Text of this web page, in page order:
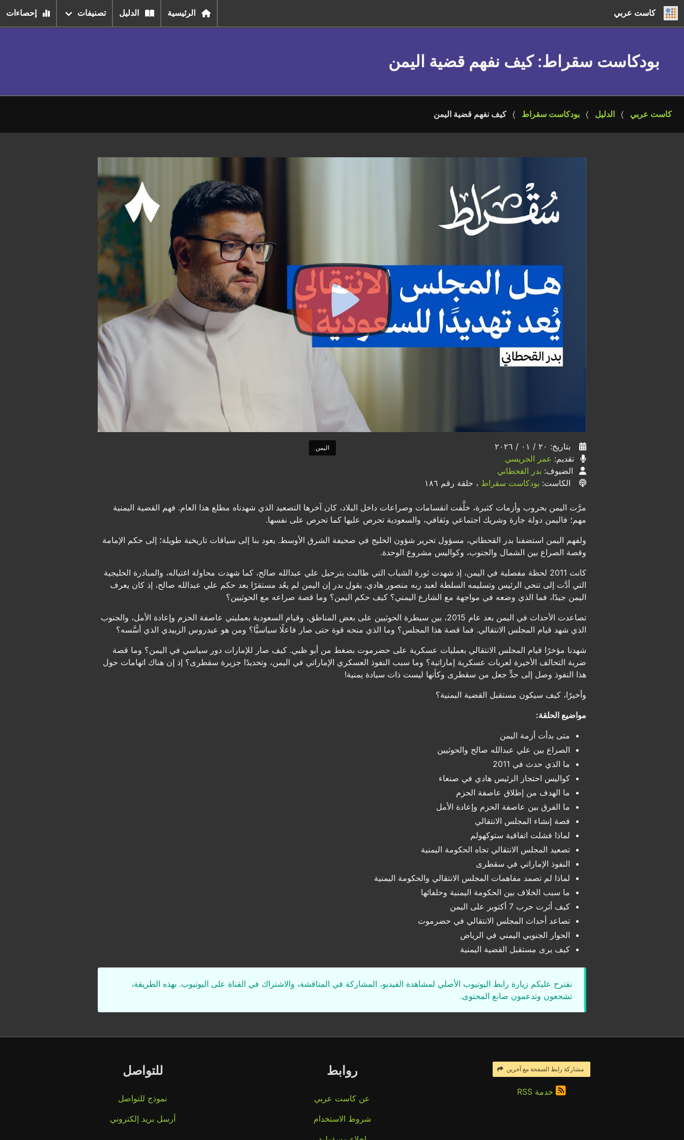
كاست عربي الرئيسية الدليل تصنيفات إحصاءات
بودكاست سقراط: كيف نفهم قضية اليمن
كاست عربي الدليل بودكاست سقراط كيف نفهم قضية اليمن
بتاريخ: ٢٠ / ٠١ / ٢٠٢٦
تقديم: عمر الجريسي
الضيوف: بدر القحطاني
الكاست: بودكاست سقراط ، حلقة رقم ١٨٦
اليمن
مرَّت اليمن بحروب وأزمات كثيرة، خلَّفت انقسامات وصراعات داخل البلاد، كان آخرها التصعيد الذي شهدناه مطلع هذا العام. فهم القضية اليمنية
مهم؛ فاليمن دولة جارة وشريك اجتماعي وثقافي، والسعودية تحرص عليها كما تحرص على نفسها.
ولفهم اليمن استضفنا بدر القحطاني، مسؤول تحرير شؤون الخليج في صحيفة الشرق الأوسط. يعود بنا إلى سياقات تاريخية طويلة؛ إلى حكم الإمامة
وقصة الصراع بين الشمال والجنوب، وكواليس مشروع الوحدة.
كانت 2011 لحظة مفصلية في اليمن، إذ شهدت ثورة الشباب التي طالبت بترحيل علي عبدالله صالح، كما شهدت محاولة اغتياله، والمبادرة الخليجية
التي أدَّت إلى تنحي الرئيس وتسليمه السلطة لعبد ربه منصور هادي. يقول بدر إن اليمن لم يعُد مستقرًا بعد حكم علي عبدالله صالح، إذ كان يعرف
اليمن جيدًا، فما الذي وضعه في مواجهة مع الشارع اليمني؟ كيف حكم اليمن؟ وما قصة صراعه مع الحوثيين؟
تصاعدت الأحداث في اليمن بعد عام 2015، بين سيطرة الحوثيين على بعض المناطق، وقيام السعودية بعمليتي عاصفة الحزم وإعادة الأمل، والجنوب
الذي شهد قيام المجلس الانتقالي. فما قصة هذا المجلس؟ وما الذي منحه قوة حتى صار فاعلًا سياسيًّا؟ ومن هو عيدروس الزبيدي الذي أسَّسه؟
شهدنا مؤخرًا قيام المجلس الانتقالي بعمليات عسكرية على حضرموت بضغط من أبو ظبي. كيف صار للإمارات دور سياسي في اليمن؟ وما قصة
ضربة التحالف الأخيرة لعربات عسكرية إماراتية؟ وما سبب النفوذ العسكري الإماراتي في اليمن، وتحديدًا جزيرة سقطرى؟ إذ إن هناك اتهامات حول
هذا النفوذ وصل إلى حدٍّ جعل من سقطرى وكأنها ليست ذات سيادة يمنية!
وأخيرًا، كيف سيكون مستقبل القضية اليمنية؟
مواضيع الحلقة:
متى بدأت أزمة اليمن
الصراع بين علي عبدالله صالح والحوثيين
ما الذي حدث في 2011
كواليس احتجاز الرئيس هادي في صنعاء
ما الهدف من إطلاق عاصفة الحزم
ما الفرق بين عاصفة الحزم وإعادة الأمل
قصة إنشاء المجلس الانتقالي
لماذا فشلت اتفاقية ستوكهولم
تصعيد المجلس الانتقالي تجاه الحكومة اليمنية
النفوذ الإماراتي في سقطرى
لماذا لم تصمد مفاهمات المجلس الانتقالي والحكومة اليمنية
ما سبب الخلاف بين الحكومة اليمنية وحلفائها
كيف أثرت حرب 7 أكتوبر على اليمن
تصاعد أحداث المجلس الانتقالي في حضرموت
الحوار الجنوبي اليمني في الرياض
كيف يرى مستقبل القضية اليمنية
نقترح عليكم زيارة رابط اليوتيوب الأصلي لمشاهدة الفيديو، المشاركة في المناقشة، والاشتراك في القناة على اليوتيوب. بهذه الطريقة،
تشجعون وتدعمون صانع المحتوى.
مشاركة رابط الصفحة مع آخرين
خدمة RSS
روابط
عن كاست عربي
شروط الاستخدام
للتواصل
نموذج للتواصل
أرسل بريد إلكتروني